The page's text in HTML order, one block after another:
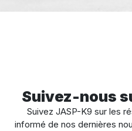
Suivez-nous
Suivez JASP-K9 sur les
informé de nos dernières